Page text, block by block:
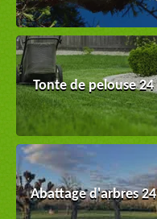
Tonte de pelouse 24
Abattage d'arbres 24